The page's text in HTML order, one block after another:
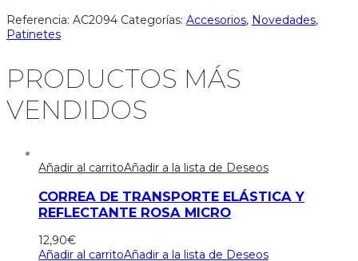
Referencia: AC2094 Categorías: Accesorios, Novedades,
Patinetes
PRODUCTOS MÁS
VENDIDOS
Añadir al carritoAñadir a la lista de Deseos
CORREA DE TRANSPORTE ELÁSTICA Y
REFLECTANTE ROSA MICRO
12,90€
Añadir al carritoAñadir a la lista de Deseos